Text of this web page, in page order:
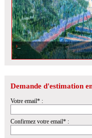
Demande d'estimation
Votre email* :
Confirmez votre email* :